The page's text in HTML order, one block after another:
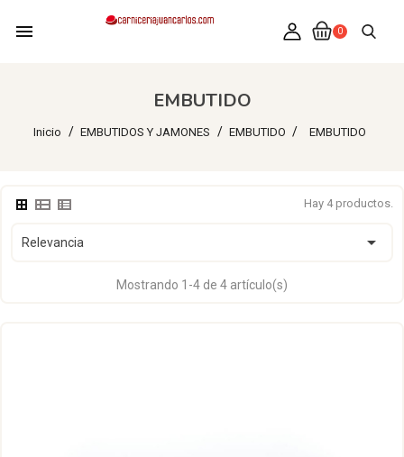
menu 0
EMBUTIDO
Inicio EMBUTIDOS Y JAMONES EMBUTIDO EMBUTIDO
Hay 4 productos.
Relevancia 
Mostrando 1-4 de 4 artículo(s)